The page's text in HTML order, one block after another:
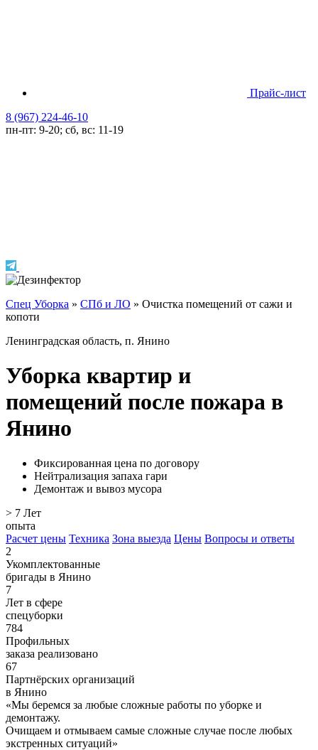
Прайс-лист
8 (967) 224-46-10
пн-пт: 9-20; сб, вс: 11-19
Спец Уборка » СПб и ЛО » Очистка помещений от сажи и
копоти
Ленинградская область, п. Янино
Уборка квартир и
помещений после пожара в
Янино
Фиксированная цена по договору
Нейтрализация запаха гари
Демонтаж и вывоз мусора
> 7 Лет
опыта
Расчет цены Техника Зона выезда Цены Вопросы и ответы
2
Укомплектованные
бригады в Янино
7
Лет в сфере
спецуборки
784
Профильных
заказа реализовано
67
Партнёрских организаций
в Янино
«Мы беремся за любые сложные работы по уборке и
демонтажу.
Очищаем и отмываем самые сложные случае после любых
экстренных ситуаций»